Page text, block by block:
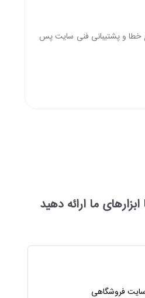
خطا و پشتیبانی فنی سایت پس
ما ارائه دهید
فروشگاهی